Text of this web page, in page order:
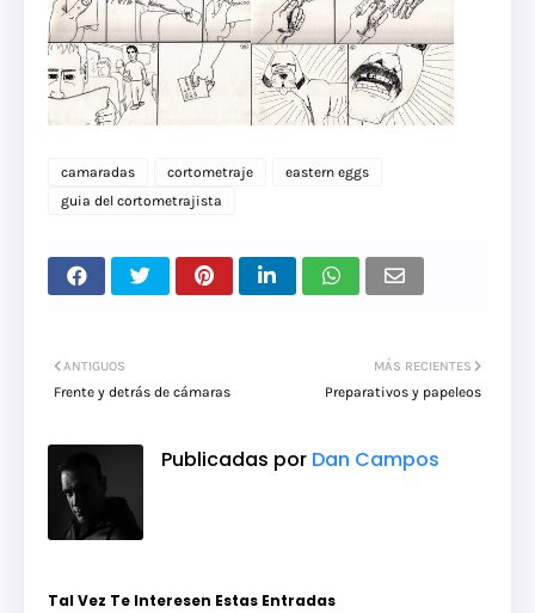
camaradas cortometraje
eastern eggs
guia del cortometrajista
MÁS RECIENTES
Preparativos y papeleos
ANTIGUOS
Frente y detrás de cámaras
Publicadas por Dan Campos
Tal Vez Te Interesen Estas Entradas